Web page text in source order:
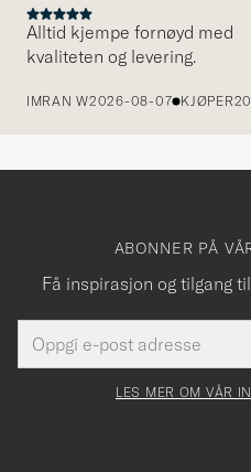
Alltid kjempe fornøyd med
kvaliteten og levering.
IMRAN W2026-08-07 KJØPER
ABONNER PÅ
Få inspirasjon og tilgang
postadresse
felt
Tack
för
LES MER OM VÅR